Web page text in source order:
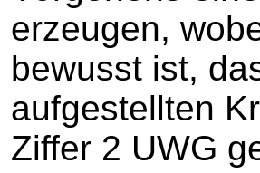
erzeugen,
bewusst ist,
aufgestellten
Ziffer 2 UWG